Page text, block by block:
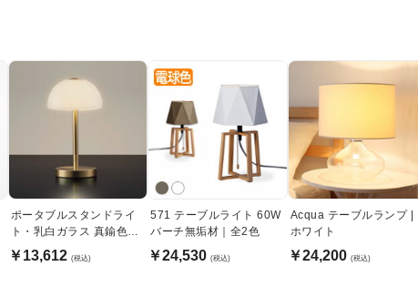
ポータブルスタンドライ
ト・乳白ガラス 真鍮色｜
充電式
￥13,612 (税込)
571 テーブルライト 60W
バーチ無垢材｜全2色
￥24,530 (税込)
Acqua テーブルランプ |
ホワイト
￥24,200 (税込)